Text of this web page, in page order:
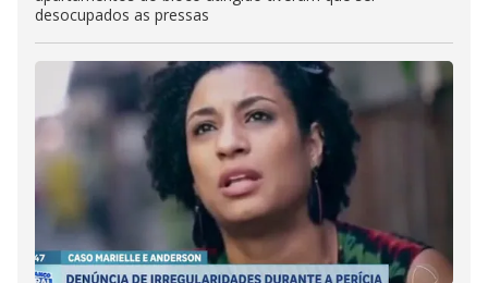
desocupados as pressas